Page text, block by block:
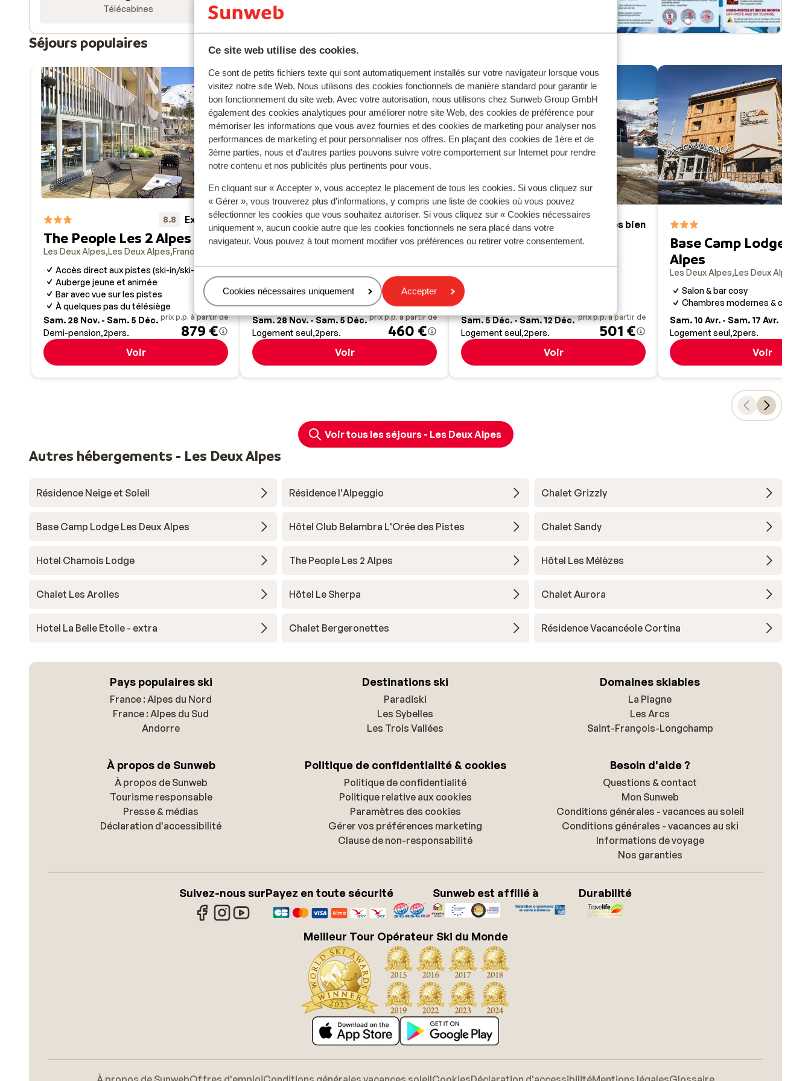
Ce site web utilise des cookies.
Ce sont de petits fichiers texte qui sont automatiquement installés sur votre navigateur lorsque vous
visitez notre site Web. Nous utilisons des cookies fonctionnels de manière standard pour garantir le
bon fonctionnement du site web. Avec votre autorisation, nous utilisons chez Sunweb Group GmbH
également des cookies analytiques pour améliorer notre site Web, des cookies de préférence pour
mémoriser les informations que vous avez fournies et des cookies de marketing pour analyser nos
performances de marketing et pour personnaliser nos offres. En plaçant des cookies de 1ère et de
3ème parties, nous et d'autres parties pouvons suivre votre comportement sur Internet pour rendre
notre contenu et nos publicités plus pertinents pour vous.
En cliquant sur « Accepter », vous acceptez le placement de tous les cookies. Si vous cliquez sur
« Gérer », vous trouverez plus d'informations, y compris une liste de cookies où vous pouvez
sélectionner les cookies que vous souhaitez autoriser. Si vous cliquez sur « Cookies nécessaires
uniquement », aucun cookie autre que les cookies fonctionnels ne sera placé dans votre
navigateur. Vous pouvez à tout moment modifier vos préférences ou retirer votre consentement.
Gérer
Cookies nécessaires uniquement Accepter
parapente, cascade de glace, chiens de traîneau, luge, patinoire… Les non-skieurs seront également ravis de se
détendre dans les centres de bien-être de la station ou encore de goûter aux délicieuses spécialités locales.
Enfin,l’après-skiest très apprécié aux Deux Alpes : la station organise différents événements au cours de la saison et
comprend de nombreux bars et restaurants où se retrouver entre amis ou en famille.
Télécabines
Séjours populaires
8.8 Excellent
The People Les 2 Alpes
Les Deux Alpes Les Deux Alpes France
Accès direct aux pistes (ski-in/ski-out)
Auberge jeune et animée
Bar avec vue sur les pistes
À quelques pas du télésiège
Sam. 28 Nov. - Sam. 5 Déc.
Demi-pension 2pers.
prix p.p. à partir de
879 €
Voir
6.3 Très bien
Résidence Vacancéole
l'Edelweiss
Les Deux Alpes
Appartements modernes
A 50m des remontées mécaniques
A 100m du centre
Sam. 28 Nov. - Sam. 5 Déc.
Logement seul 2pers.
prix p.p. à partir de
460 €
Voir
Très bien
Résidence Le Hameau
Sam. 5 Déc. - Sam. 12 Déc.
Logement seul 2pers.
prix p.p. à partir de
501 €
Voir
Base Camp Lodge
Alpes
Les Deux Alpes Les Deux Alpes
Salon & bar cosy
Chambres modernes &
Sam. 10 Avr. - Sam. 17 Avr.
Logement seul 2pers.
Voir
Voir tous les séjours - Les Deux Alpes
Autres hébergements - Les Deux Alpes
Résidence Neige et Soleil Résidence l'Alpeggio Chalet Grizzly
Base Camp Lodge Les Deux Alpes Hôtel Club Belambra L'Orée des Pistes Chalet Sandy
Hotel Chamois Lodge The People Les 2 Alpes Hôtel Les Mélèzes
Chalet Les Arolles Hôtel Le Sherpa Chalet Aurora
Hotel La Belle Etoile - extra Chalet Bergeronettes Résidence Vacancéole Cortina
Pays populaires ski
France : Alpes du Nord
France : Alpes du Sud
Andorre
Destinations ski
Paradiski
Les Sybelles
Les Trois Vallées
Domaines skiables
La Plagne
Les Arcs
Saint-François-Longchamp
À propos de Sunweb
À propos de Sunweb
Tourisme responsable
Presse & médias
Déclaration d'accessibilité
Politique de confidentialité & cookies
Politique de confidentialité
Politique relative aux cookies
Paramètres des cookies
Gérer vos préférences marketing
Clause de non-responsabilité
Besoin d'aide ?
Questions & contact
Mon Sunweb
Conditions générales - vacances au soleil
Conditions générales - vacances au ski
Informations de voyage
Nos garanties
Suivez-nous surPayez en toute sécurité Sunweb est affilié à Durabilité
Meilleur Tour Opérateur Ski du Monde